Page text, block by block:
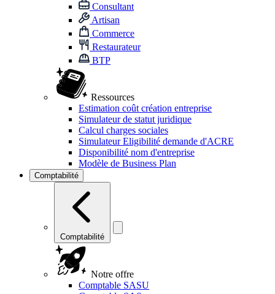
Consultant
Artisan
Commerce
Restaurateur
BTP
Ressources
Estimation coût création entreprise
Simulateur de statut juridique
Calcul charges sociales
Simulateur Eligibilité demande d'ACRE
Disponibilité nom d'entreprise
Modèle de Business Plan
Comptabilité
Comptabilité
Notre offre
Comptable SASU